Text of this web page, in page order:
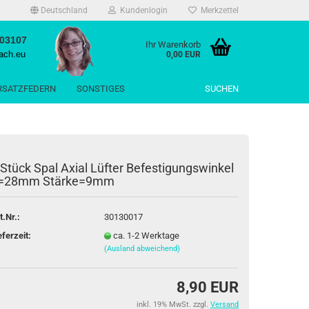
Deutschland Kundenlogin
vergessen?
Merkzettel
Ihr Warenkorb
0,00 EUR
SONSTIGES SUCHEN
Spal Axial Lüfter Befestigungswinkel
Stärke=9mm
30130017
ca. 1-2 Werktage
(Ausland abweichend)
8,90 EUR
inkl. 19% MwSt. zzgl. Versand